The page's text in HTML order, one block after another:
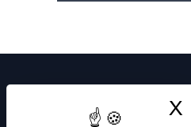
X
Éléments
accessibles